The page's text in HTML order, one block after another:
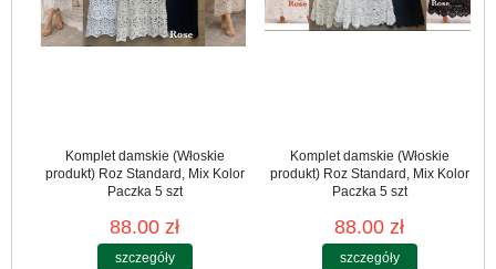
Komplet damskie (Włoskie
produkt) Roz Standard, Mix Kolor
Paczka 5 szt
88.00 zł
szczegóły
Komplet damskie (Włoskie
produkt) Roz Standard, Mix Kolor
Paczka 5 szt
88.00 zł
szczegóły